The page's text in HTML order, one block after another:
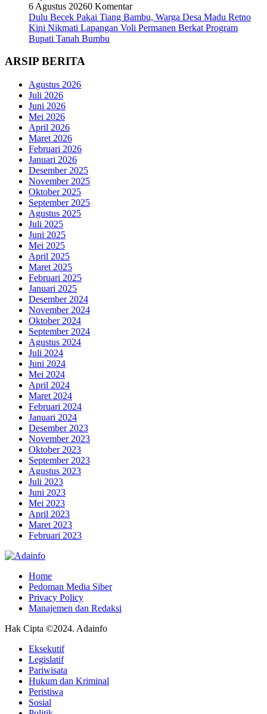
6 Agustus 20260 Komentar
Dulu Becek Pakai Tiang Bambu, Warga Desa Madu Retno
Kini Nikmati Lapangan Voli Permanen Berkat Program
Bupati Tanah Bumbu
ARSIP BERITA
Agustus 2026
Juli 2026
Juni 2026
Mei 2026
April 2026
Maret 2026
Februari 2026
Januari 2026
Desember 2025
November 2025
Oktober 2025
September 2025
Agustus 2025
Juli 2025
Juni 2025
Mei 2025
April 2025
Maret 2025
Februari 2025
Januari 2025
Desember 2024
November 2024
Oktober 2024
September 2024
Agustus 2024
Juli 2024
Juni 2024
Mei 2024
April 2024
Maret 2024
Februari 2024
Januari 2024
Desember 2023
November 2023
Oktober 2023
September 2023
Agustus 2023
Juli 2023
Juni 2023
Mei 2023
April 2023
Maret 2023
Februari 2023
Home
Pedoman Media Siber
Privacy Policy
Manajemen dan Redaksi
Hak Cipta ©2024. Adainfo
Eksekutif
Legislatif
Pariwisata
Hukum dan Kriminal
Peristiwa
Sosial